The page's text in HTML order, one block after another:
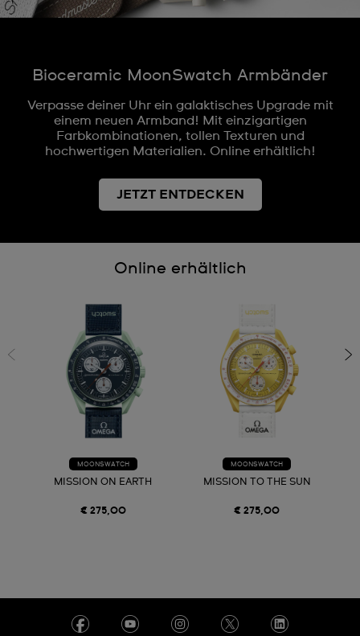
Bioceramic MoonSwatch Armbänder
Verpasse deiner Uhr ein galaktisches Upgrade mit
einem neuen Armband! Mit einzigartigen
Farbkombinationen, tollen Texturen und
hochwertigen Materialien. Online erhältlich!
JETZT ENTDECKEN
Online erhältlich
MOONSWATCH
MISSION ON EARTH
€ 275,00
MOONSWATCH
MISSION TO THE SUN
€ 275,00